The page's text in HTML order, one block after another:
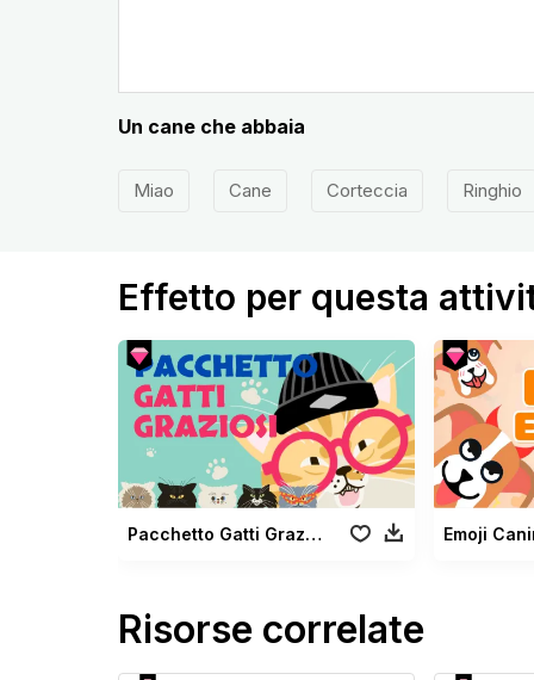
Un cane che abbaia
Miao Cane Corteccia Ringhio
Effetto per questa
Pacchetto Gatti Graziosi Emoji
Risorse correlate